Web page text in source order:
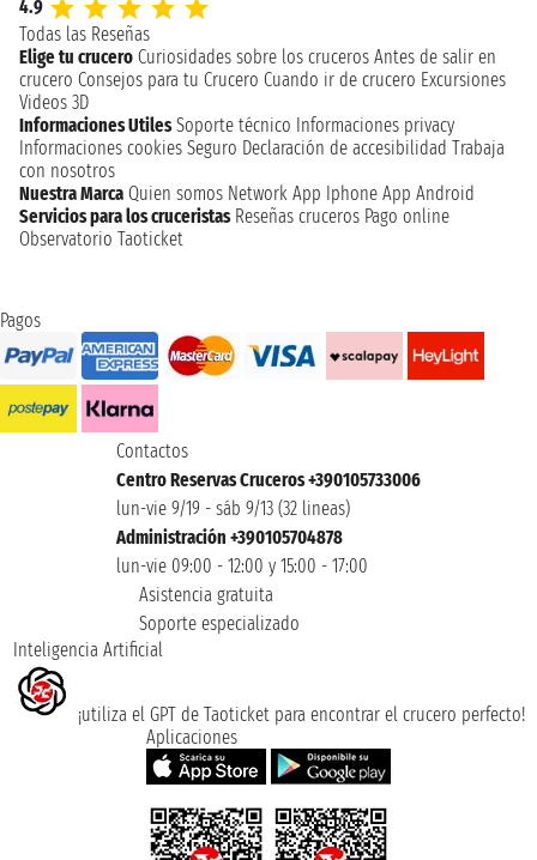
4.9
Todas las Reseñas
Elige tu crucero Curiosidades sobre los cruceros Antes de salir en
crucero Consejos para tu Crucero Cuando ir de crucero Excursiones
Videos 3D
Informaciones Utiles Soporte técnico Informaciones privacy
Informaciones cookies Seguro Declaración de accesibilidad Trabaja
con nosotros
Nuestra Marca Quien somos Network App Iphone App Android
Servicios para los cruceristas Reseñas cruceros Pago online
Observatorio Taoticket
Pagos
Contactos
Centro Reservas Cruceros +390105733006
lun-vie 9/19 - sáb 9/13 (32 lineas)
Administración +390105704878
lun-vie 09:00 - 12:00 y 15:00 - 17:00
Asistencia gratuita
Soporte especializado
Inteligencia Artificial
¡utiliza el GPT de Taoticket para encontrar el crucero perfecto!
Aplicaciones